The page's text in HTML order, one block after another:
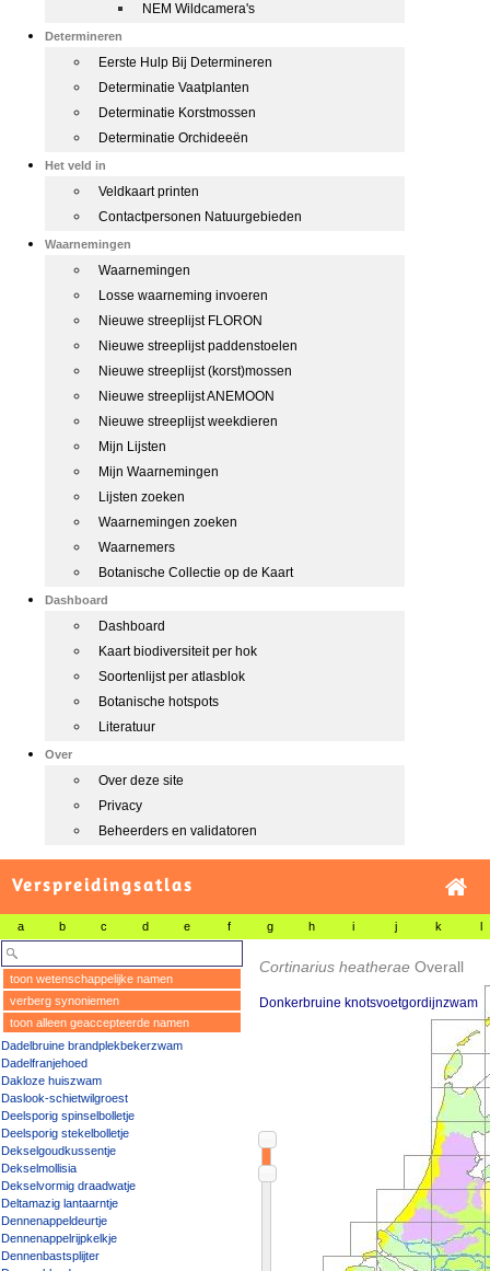
NEM Wildcamera's
Determineren
Eerste Hulp Bij Determineren
Determinatie Vaatplanten
Determinatie Korstmossen
Determinatie Orchideeën
Het veld in
Veldkaart printen
Contactpersonen Natuurgebieden
Waarnemingen
Waarnemingen
Losse waarneming invoeren
Nieuwe streeplijst FLORON
Nieuwe streeplijst paddenstoelen
Nieuwe streeplijst (korst)mossen
Nieuwe streeplijst ANEMOON
Nieuwe streeplijst weekdieren
Mijn Lijsten
Mijn Waarnemingen
Lijsten zoeken
Waarnemingen zoeken
Waarnemers
Botanische Collectie op de Kaart
Dashboard
Dashboard
Kaart biodiversiteit per hok
Soortenlijst per atlasblok
Botanische hotspots
Literatuur
Over
Over deze site
Privacy
Beheerders en validatoren
Verspreidingsatlas
a b c d e f g h i j k l
toon wetenschappelijke namen
verberg synoniemen
toon alleen geaccepteerde namen
Dadelbruine brandplekbekerzwam
Dadelfranjehoed
Dakloze huiszwam
Daslook-schietwilgroest
Deelsporig spinselbolletje
Deelsporig stekelbolletje
Dekselgoudkussentje
Dekselmollisia
Dekselvormig draadwatje
Deltamazig lantaarntje
Dennenappeldeurtje
Dennenappelrijpkelkje
Dennenbastsplijter
Cortinarius heatherae Overall
Donkerbruine knotsvoetgordijnzwam